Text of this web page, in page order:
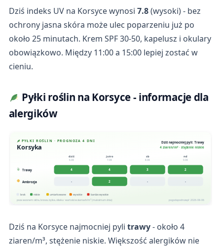
Dziś indeks UV na Korsyce wynosi 7.8(wysoki) - bez
ochrony jasna skóra może ulec poparzeniu już po
około 25 minutach. Krem SPF 30-50, kapelusz i okulary
obowiązkowo. Między 11:00 a 15:00 lepiej zostać w
cieniu.
Pyłki roślin na Korsyce - informacje dla
alergików
PYŁKI ROŚLIN · PROGNOZA 4 DNI
Korsyka
Dziś najmocniej pyli: Trawy
4 ziaren/m³ · stężenie niskie
dziś
6.08
jutro
7.08
sb
8.08
nd
9.08
Trawy 4 4 3 2
Ambrozja - 2 - -
brak niskie umiarkowane wysokie
bardzo wysokie
poza sezonem: olcha, brzoza, bylica, oliwka · wartości w ziarnach/m³ (maksimum dnia)
pogodapodroze.pl · 2026-08-06
Dziś na Korsyce najmocniej pyli trawy- około 4
ziaren/m³, stężenie niskie. Większość alergików nie